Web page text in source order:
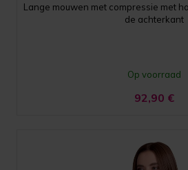
Lange mouwen met compressie met
de achterkant
Op voorraad
92,90 €